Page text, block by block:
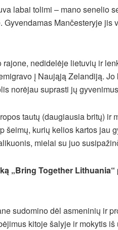
labai tolimi – mano senelio
Mančesteryje jis
nedidelėje lietuvių ir
į Naująją Zelandiją.
norėjau suprasti jų
tautų (daugiausia britų) ir
šeimų, kurių kelios kartos jau
mielai su juo
„Bring Together
sudomino dėl asmeninių ir
kitoje šalyje ir mokytis